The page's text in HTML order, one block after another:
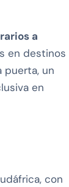
a
en destinos
puerta, un
en
con